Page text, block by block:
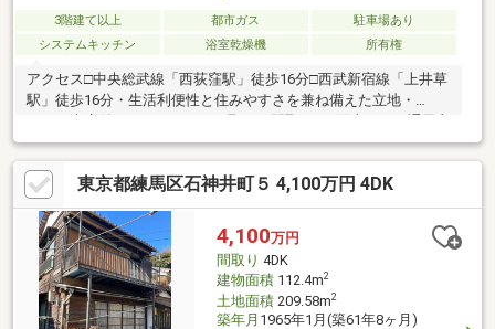
3階建て以上 都市ガス
駐車場あり
システムキッチン
浴室乾燥機 所有権
アクセス□中央総武線「西荻窪駅」徒歩16分□西武新宿線「上井草
駅」徒歩16分・生活利便性と住みやすさを兼ね備えた立地・
好！・内装リフォーム後の引き渡しの為、即入居可能♪皆様が住ま
いに求める「もっと」を未来へつなぐ道しるべであります様、”不
動産のエキスパート”としてお客様の住まいさがしをサポートしま
す。□現地のご見学、資料請求受付中です！物件のことはもちろ
ん、地域の事やご購入までの流れなど、お気軽にお問い合わせく
ださいませ♪
東京都練馬区石神井町５ 4,100万円 4DK
4,100万円
間取り 4DK
建物面積112.4m2
土地面積209.58m2
築年月 1965年1月(築61年8ヶ月)